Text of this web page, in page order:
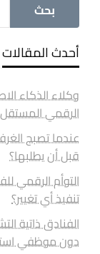
أحدث المقالات
وكلاء الذكاء
الرقمي
عندما تصبح
قبل أن يطلبها؟
التوأم الرقمي
تنفيذ أي تغيير؟
الفنادق ذاتية
دون موظفي